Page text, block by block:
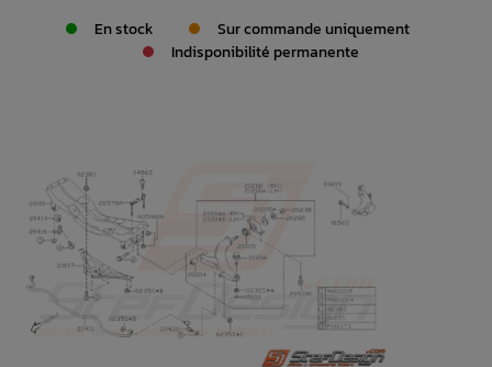
En stock
Sur commande uniquement
Indisponibilité permanente